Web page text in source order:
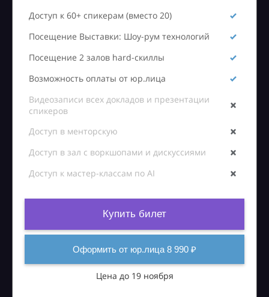
Доступ к 60+ спикерам (вместо 20)
Посещение Выставки: Шоу-рум технологий
Посещение 2 залов hard-скиллы
Возможность оплаты от юр.лица
Видеозаписи всех докладов и презентации
спикеров
Доступ в менторскую
Доступ в зал с воркшопами и дискуссиями
Доступ к мастер-классам по AI
Купить билет
Оформить от юр.лица 8 990 ₽
Цена до 19 ноября